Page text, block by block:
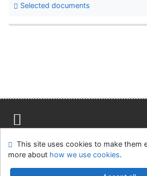
Selected documents
Feedback form
Cookie settings
This site uses cookies to make them
more about how we use cookies.